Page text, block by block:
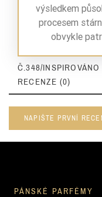
Ean13
výsledkem
procesem
obvykle
Č.348/
RECENZE (0)
NAPIŠTE PRVNÍ
PÁNSKÉ PARFÉMY